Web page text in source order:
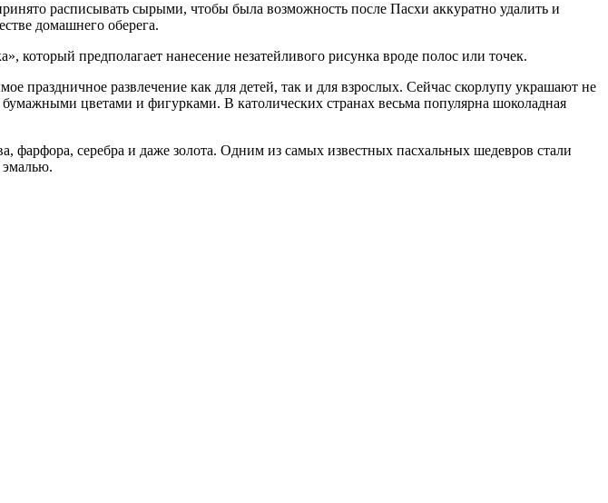
расписывать сырыми, чтобы была возможность после Пасхи аккуратно удалить и
домашнего оберега.
предполагает нанесение незатейливого рисунка вроде полос или точек.
праздничное развлечение как для детей, так и для взрослых. Сейчас скорлупу украшают не
цветами и фигурками. В католических странах весьма популярна шоколадная
серебра и даже золота. Одним из самых известных пасхальных шедевров стали
эмалью.